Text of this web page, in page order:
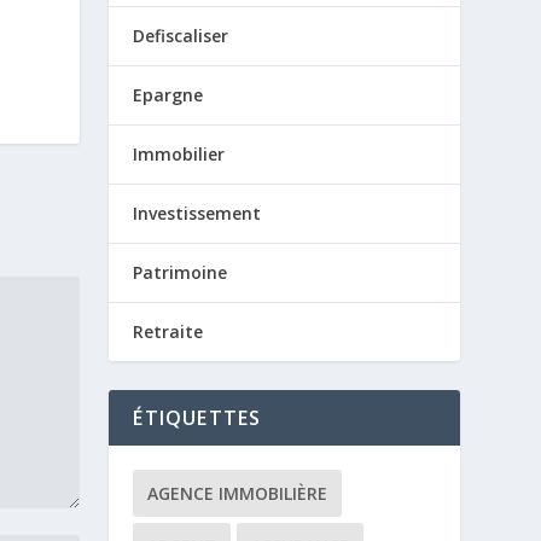
Defiscaliser
Epargne
Immobilier
Investissement
Patrimoine
Retraite
ÉTIQUETTES
AGENCE IMMOBILIÈRE